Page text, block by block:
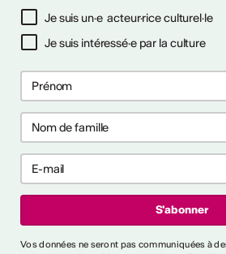
pour prévenir
?
pour prévenir
?
tout
je reconnu
Je suis un·e acteur·rice culturel·le
Je suis intéressé·e par la culture
Vos données ne seront pas communiquées à